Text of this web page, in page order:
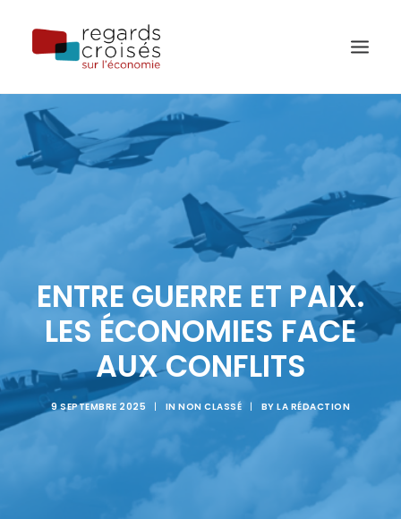
PUBLICATIONS
ÉVÈNEMENTS
RECHERCHE
ENTRE GUERRE ET PAIX.
LES ÉCONOMIES FACE
AUX CONFLITS
9 SEPTEMBRE 2025 | IN NON CLASSÉ | BY LA RÉDACTION